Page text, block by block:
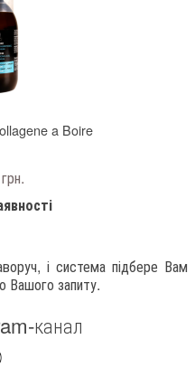
a Boire
і система підбере Вам
Вашого запиту.
канал